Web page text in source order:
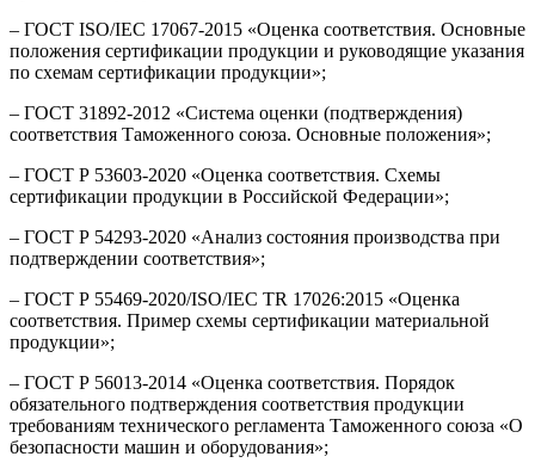
– ГОСТ ISO/IEC 17067-2015 «Оценка соответствия. Основные
положения сертификации продукции и руководящие указания
по схемам сертификации продукции»;
– ГОСТ 31892-2012 «Система оценки (подтверждения)
соответствия Таможенного союза. Основные положения»;
– ГОСТ Р 53603-2020 «Оценка соответствия. Схемы
сертификации продукции в Российской Федерации»;
– ГОСТ Р 54293-2020 «Анализ состояния производства при
подтверждении соответствия»;
– ГОСТ Р 55469-2020/ISO/IEC TR 17026:2015 «Оценка
соответствия. Пример схемы сертификации материальной
продукции»;
– ГОСТ Р 56013-2014 «Оценка соответствия. Порядок
обязательного подтверждения соответствия продукции
требованиям технического регламента Таможенного союза «О
безопасности машин и оборудования»;